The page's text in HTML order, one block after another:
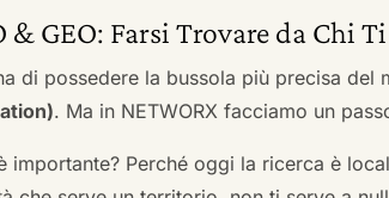
& GEO: Farsi Trovare da Chi
di possedere la bussola più precisa
. Ma in NETWORX facciamo un
importante? Perché oggi la ricerca è